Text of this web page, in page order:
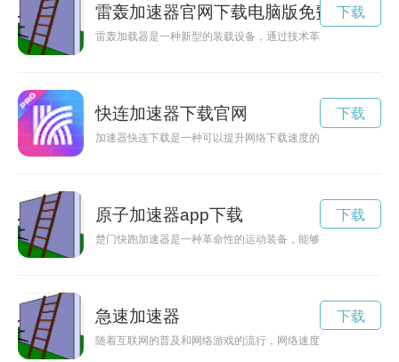
雷轰加速器官网下载电脑版免费
雷轰加载器是一种新型的装载设备，通过技术革新实现了高效
下载
快连加速器下载官网
加速器快连下载是一种可以提升网络下载速度的工具，通过加
下载
原子加速器app下载
楚门快跑加速器是一种革命性的运动装备，能够大幅提升奔跑
下载
急速加速器
随着互联网的普及和网络游戏的流行，网络速度成为人们关注
下载